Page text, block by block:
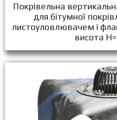
Покрівельна
для бітумної
листоуловлювачем і
висота